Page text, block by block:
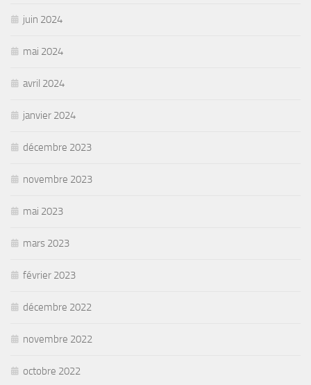
juin 2024
mai 2024
avril 2024
janvier 2024
décembre 2023
novembre 2023
mai 2023
mars 2023
février 2023
décembre 2022
novembre 2022
octobre 2022